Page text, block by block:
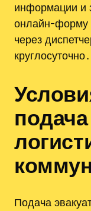
информации и
онлайн-форму
через
круглосуточно․
Подача